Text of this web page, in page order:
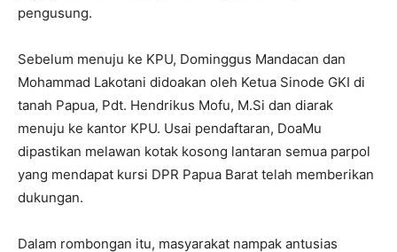
pengusung.
Sebelum menuju ke KPU, Dominggus Mandacan dan
Mohammad Lakotani didoakan oleh Ketua Sinode GKI di
tanah Papua, Pdt. Hendrikus Mofu, M.Si dan diarak
menuju ke kantor KPU. Usai pendaftaran, DoaMu
dipastikan melawan kotak kosong lantaran semua parpol
yang mendapat kursi DPR Papua Barat telah memberikan
dukungan.
Dalam rombongan itu, masyarakat nampak antusias